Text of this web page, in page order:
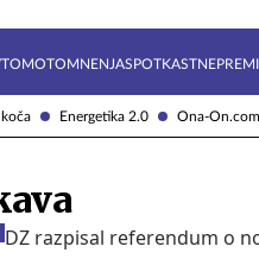
Energetika 2.0 Ona-On.com
MNENJASPOTKAST